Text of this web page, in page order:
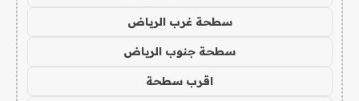
سطحة غرب الرياض
سطحة جنوب الرياض
اقرب سطحة